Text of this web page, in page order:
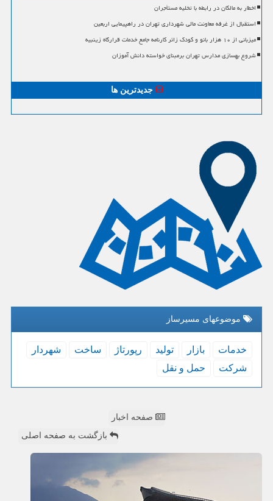
اخطار به مالکان در رابطه با تخلیه مستأجران
استقبال از غرفه معاونت مالی شهرداری تهران در راهپیمایی اربعین
میزبانی از ۱۰ هزار بانو و کودک زائر کارنامه جامع خدمات قرارگاه زینبیه
شروع بهسازی مدارس تهران برمبنای خواسته دانش آموزان
جدیدترین ها
موضوعهای مسیرساز
خدمات بازار تولید رپورتاژ ساخت
شهردار
شركت
حمل و نقل
صفحه اخبار
بازگشت به صفحه اصلی